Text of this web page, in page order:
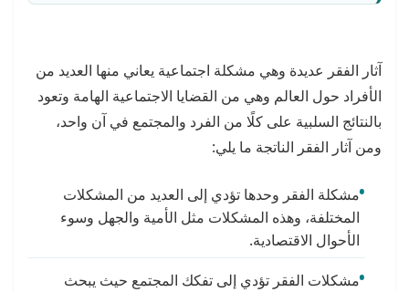
آثار الفقر عديدة وهي مشكلة اجتماعية يعاني منها العديد من
الأفراد حول العالم وهي من القضايا الاجتماعية الهامة وتعود
بالنتائج السلبية على كلًا من الفرد والمجتمع في آن واحد،
ومن آثار الفقر الناتجة ما يلي:
مشكلة الفقر وحدها تؤدي إلى العديد من المشكلات
المختلفة، وهذه المشكلات مثل الأمية والجهل وسوء
الأحوال الاقتصادية.
مشكلات الفقر تؤدي إلى تفكك المجتمع حيث يبحث